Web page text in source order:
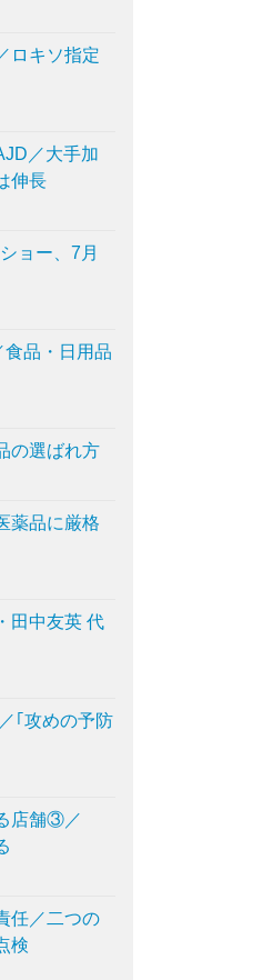
ロキソ指定
／大手加
伸長
ョー、7月
品・日用品
の選ばれ方
薬品に厳格
田中友英 代
｢攻めの予防
店舗③／
任／二つの
検